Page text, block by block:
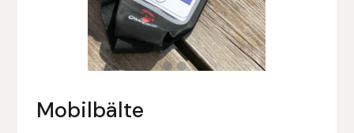
Mobilbälte
Vojlockar och schabrak
Träning och longering
Tränsdelar och tyglar
Ridbyxor, kjolar, overaller mm
Ridjackor, kappor, västar mm
Ridskor och ridstövlar
Boett